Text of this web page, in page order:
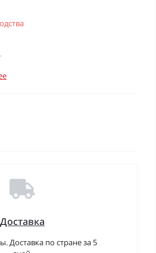
Доставка
Доставка по стране за 5